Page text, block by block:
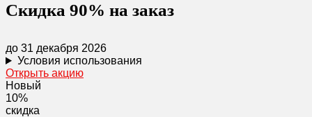
Скидка 90% на заказ
до 31 декабря 2026
Условия использования
Открыть акцию
Новый
10%
скидка